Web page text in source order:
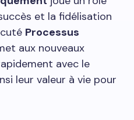
et la fidélisation
Processus
aux nouveaux
avec le
leur valeur à vie pour